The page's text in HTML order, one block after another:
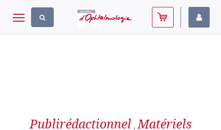
Toggle navigation
Publirédactionnel , Matériels
Panneau de gestion des cookies